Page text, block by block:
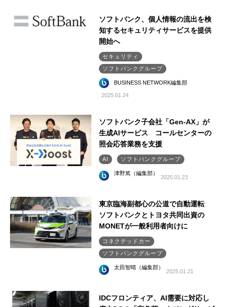
ソフトバンク、個人情報の流出を検
知するセキュリティサービスを提供
開始へ
セキュリティ
ソフトバンクグループ
BUSINESS NETWORK編集部
2025.01.24
ソフトバンク子会社「Gen-AX」が
生成AIサービス コールセンターの
照会応答業務を支援
AI ソフトバンクグループ
津野篤（編集部）
2025.01.23
東京臨海副都心の公道で自動運転
ソフトバンクとトヨタ共同出資の
MONETが一般利用者向けに
コネクテッドカー
ソフトバンクグループ
太田智晴（編集部）
2025.01.21
IDCフロンティア、AI需要に対応し